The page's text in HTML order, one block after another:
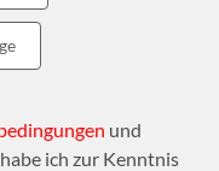
und
habe ich zur Kenntnis